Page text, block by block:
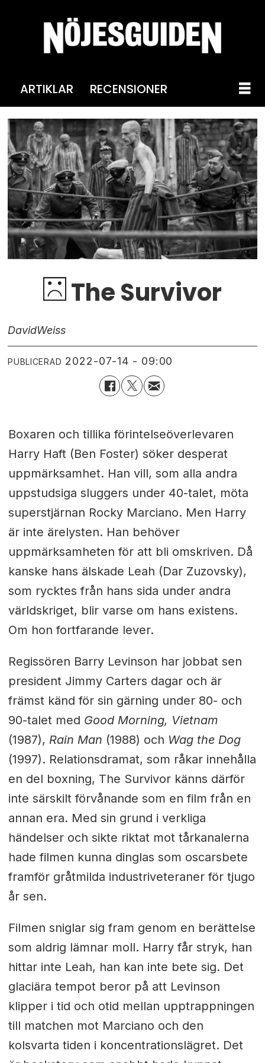
ARTIKLAR RECENSIONER
The Survivor
DavidWeiss
PUBLICERAD 2022-07-14 - 09:00
Boxaren och tillika förintelseöverlevaren
Harry Haft (Ben Foster) söker desperat
uppmärksamhet. Han vill, som alla andra
uppstudsiga sluggers under 40-talet, möta
superstjärnan Rocky Marciano. Men Harry
är inte ärelysten. Han behöver
uppmärksamheten för att bli omskriven. Då
kanske hans älskade Leah (Dar Zuzovsky),
som rycktes från hans sida under andra
världskriget, blir varse om hans existens.
Om hon fortfarande lever.
Regissören Barry Levinson har jobbat sen
president Jimmy Carters dagar och är
främst känd för sin gärning under 80- och
90-talet med Good Morning, Vietnam
(1987), Rain Man (1988) och Wag the Dog
(1997). Relationsdramat, som råkar innehålla
en del boxning, The Survivor känns därför
inte särskilt förvånande som en film från en
annan era. Med sin grund i verkliga
händelser och sikte riktat mot tårkanalerna
hade filmen kunna dinglas som oscarsbete
framför gråtmilda industriveteraner för tjugo
år sen.
Filmen sniglar sig fram genom en berättelse
som aldrig lämnar moll. Harry får stryk, han
hittar inte Leah, han kan inte bete sig. Det
glaciära tempot beror på att Levinson
klipper i tid och otid mellan upptrappningen
till matchen mot Marciano och den
kolsvarta tiden i koncentrationslägret. Det